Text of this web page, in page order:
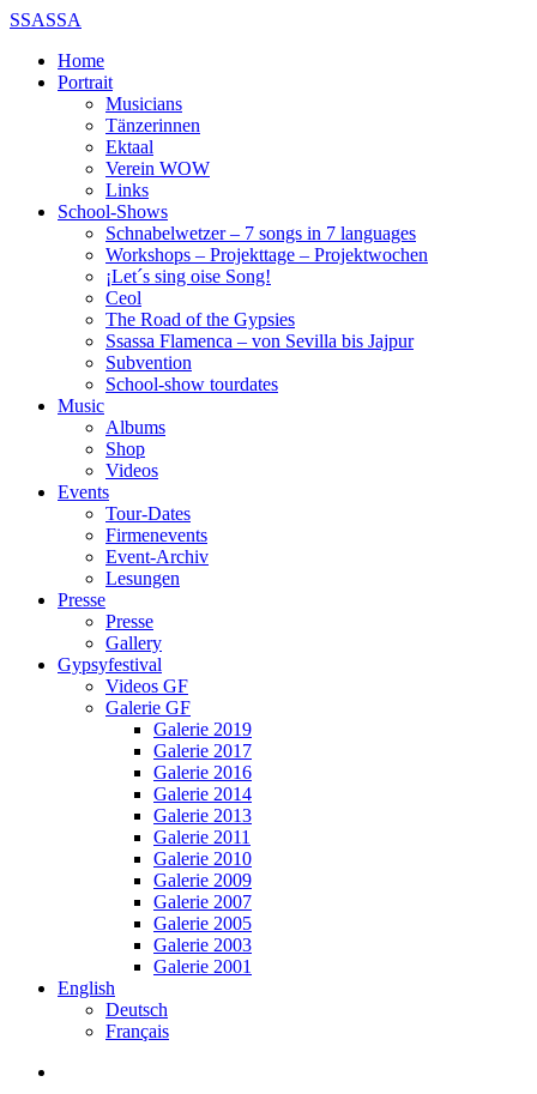
SSASSA
Home
Portrait
Musicians
Tänzerinnen
Ektaal
Verein WOW
Links
School-Shows
Schnabelwetzer – 7 songs in 7 languages
Workshops – Projekttage – Projektwochen
¡Let´s sing oise Song!
Ceol
The Road of the Gypsies
Ssassa Flamenca – von Sevilla bis Jajpur
Subvention
School-show tourdates
Music
Albums
Shop
Videos
Events
Tour-Dates
Firmenevents
Event-Archiv
Lesungen
Presse
Presse
Gallery
Gypsyfestival
Videos GF
Galerie GF
Galerie 2019
Galerie 2017
Galerie 2016
Galerie 2014
Galerie 2013
Galerie 2011
Galerie 2010
Galerie 2009
Galerie 2007
Galerie 2005
Galerie 2003
Galerie 2001
English
Deutsch
Français